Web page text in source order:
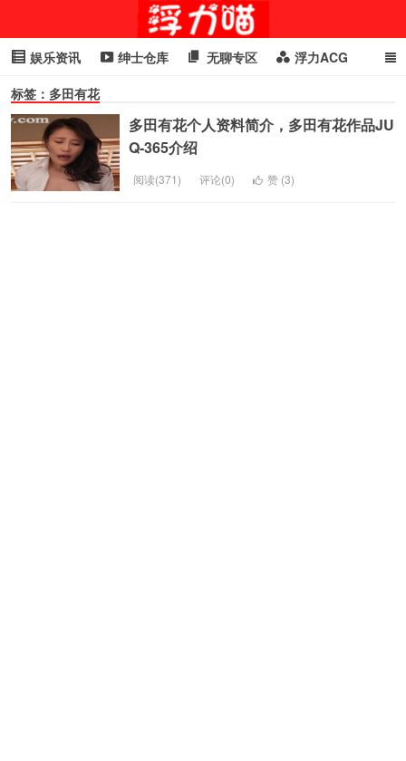
喵星闻
娱乐资讯 绅士仓库 无聊专区 浮力ACG
浮力GIF 明星头条
cosplay
标签：多田有花
多田有花个人资料简介，多田有花作品JU
Q-365介绍
阅读(371) 评论(0) 赞 (3)